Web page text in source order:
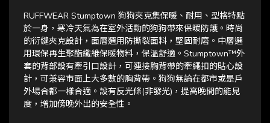
RUFFWEAR Stumptown 狗狗夾克集保暖、耐用、型格特點
於一身，寒冷天氣為在室外活動的狗狗帶來保暖防護。時尚
的衍縫夾克設計，面層選用防撕裂面料，堅固耐磨。中層選
用環保再生聚酯纖維保暖物料，保溫舒適。Stumptown™外
套的背部設有牽引口設計，可連接胸背帶的牽繩扣的貼心設
計，可兼容市面上大多數的胸背帶。狗狗無論在都市或是戶
外場合都一樣合適。設有反光條(非發光)，提高晚間的能見
度，增加傍晚外出的安全性。